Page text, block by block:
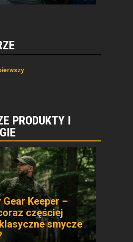
PRODUKTY I
Keeper –
częściej
smycze